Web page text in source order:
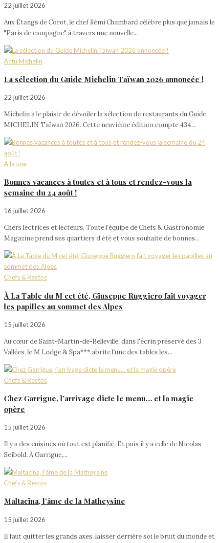
22 juillet 2026
Aux Étangs de Corot, le chef Rémi Chambard célèbre plus que jamais le
"Paris de campagne" à travers une nouvelle...
Actu Michelin
La sélection du Guide Michelin Taïwan 2026 annoncée !
22 juillet 2026
Michelin a le plaisir de dévoiler la sélection de restaurants du Guide
MICHELIN Taïwan 2026. Cette neuvième édition compte 434...
A la une
Bonnes vacances à toutes et à tous et rendez-vous la
semaine du 24 août !
16 juillet 2026
Chers lectrices et lecteurs, Toute l’équipe de Chefs & Gastronomie
Magazine prend ses quartiers d’été et vous souhaite de bonnes...
Chefs & Restos
À La Table du M cet été, Giuseppe Ruggiero fait voyager
les papilles au sommet des Alpes
15 juillet 2026
Au cœur de Saint-Martin-de-Belleville, dans l'écrin préservé des 3
Vallées, le M Lodge & Spa*** abrite l'une des tables les...
Chefs & Restos
Chez Garrigue, l’arrivage dicte le menu… et la magie
opère
15 juillet 2026
Il y a des cuisines où tout est planifié. Et puis il y a celle de Nicolas
Seibold. À Garrigue,...
Chefs & Restos
Maltacina, l’âme de la Matheysine
15 juillet 2026
Il faut quitter les grands axes, laisser derrière soi le bruit du monde et